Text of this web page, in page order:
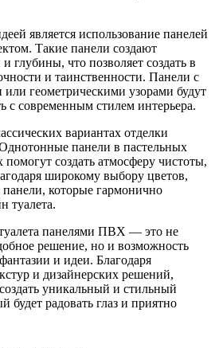
является использование панелей
Такие панели создают
глубины, что позволяет создать в
и таинственности. Панели с
геометрическими узорами будут
с современным стилем интерьера.
вариантах отделки
панели в пастельных
создать атмосферу чистоты,
широкому выбору цветов,
которые гармонично
туалета.
панелями ПВХ — это не
решение, но и возможность
и идеи. Благодаря
и дизайнерских решений,
уникальный и стильный
будет радовать глаз и приятно